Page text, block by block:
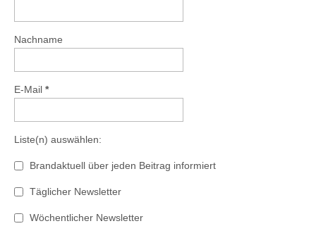
Nachname
E-Mail *
Liste(n) auswählen:
Brandaktuell über jeden Beitrag informiert
Täglicher Newsletter
Wöchentlicher Newsletter